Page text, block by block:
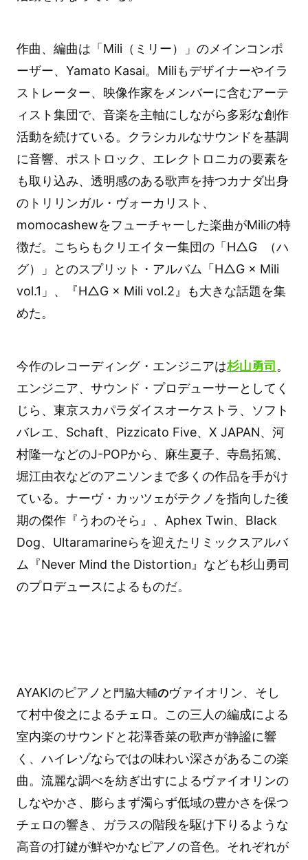
作曲、編曲は「Mili（ミリー）」のメインコンポ
ーザー、Yamato Kasai。Miliもデザイナーやイラ
ストレーター、映像作家をメンバーに含むアーテ
ィスト集団で、音楽を主軸にしながら多彩な創作
活動を続けている。クラシカルなサウンドを基調
に音響、ポストロック、エレクトロニカの要素を
も取り込み、透明感のある歌声を持つカナダ出身
のトリリンガル・ヴォーカリスト、
momocashewをフューチャーした楽曲がMiliの特
徴だ。こちらもクリエイター集団の「H△G （ハ
グ）」とのスプリット・アルバム「H△G × Mili
vol.1」、『H△G × Mili vol.2』も大きな話題を集
めた。
今作のレコーディング・エンジニアは杉山勇司 。
エンジニア、サウンド・プロデューサーとしてく
じら、東京スカパラダイスオーケストラ、ソフト
バレエ、Schaft、Pizzicato Five、X JAPAN、河
村隆一などのJ-POPから、麻生夏子、寺島拓篤、
堀江由衣などのアニソンまで多くの作品を手がけ
ている。ナーヴ・カッツェがテクノを指向した後
期の傑作『うわのそら』、Aphex Twin、Black
Dog、Ultaramarineらを迎えたリミックスアルバ
ム『Never Mind the Distortion』なども杉山勇司
のプロデュースによるものだ。
AYAKIのピアノと 門脇大輔のヴァイオリン、そし
て村中俊之によるチェロ。この三人の編成による
室内楽のサウンドと花澤香菜の歌声が静謐に響
く、ハイレゾならではの味わい深さがあるこの楽
曲。流麗な調べを紡ぎ出すによるヴァイオリンの
しなやかさ、膨らまず濁らず低域の豊かさを保つ
チェロの響き、ガラスの階段を駆け下りるような
高音の打鍵が鮮やかなピアノの音色。それぞれが